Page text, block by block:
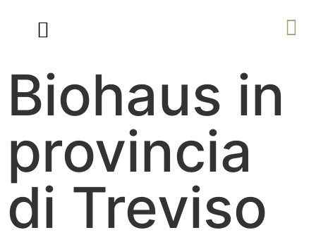
Biohaus in
provincia
di Treviso